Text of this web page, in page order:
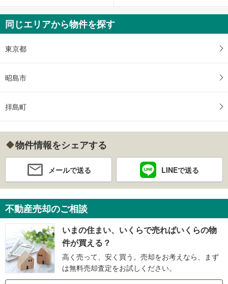
同じエリアから物件を探す
東京都
昭島市
拝島町
物件情報をシェアする
メールで送る LINEで送る
不動産売却のご相談
いまの住まい、いくらで売ればいくらの物
件が買える？
高く売って、安く買う。売却をお考えなら、まず
は無料売却査定をお試しください。